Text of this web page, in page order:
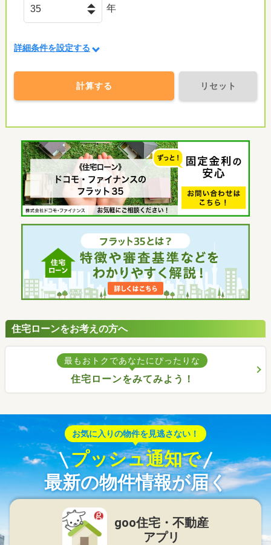
年
詳細条件を設定する
計算する リセット
住宅ローンをお考えの方へ
最もおトクであなたにぴったりな
住宅ローンをみてみよう！
お気に入りの物件を見逃さない！
プッシュ通知で
最新の物件情報が届く
goo住宅・不動産
アプリ